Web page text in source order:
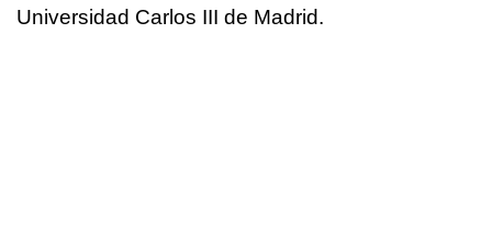
Universidad Carlos III de Madrid.